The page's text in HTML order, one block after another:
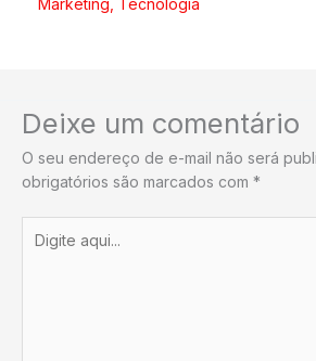
Deixe um comentário
O seu endereço de e-mail não será
obrigatórios são marcados com *
aqui...